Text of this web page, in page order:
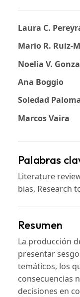
Laura C.
Mario R. Ruiz-
Noelia V.
Ana Boggio
Soledad
Marcos Vaira
Palabras
Literature
bias, Research
Resumen
La producción
presentar
temáticos, los
consecuencias
decisiones en